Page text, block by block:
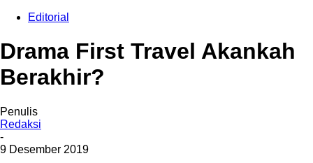
Editorial
Drama First Travel Akankah
Berakhir?
Penulis
Redaksi
-
9 Desember 2019